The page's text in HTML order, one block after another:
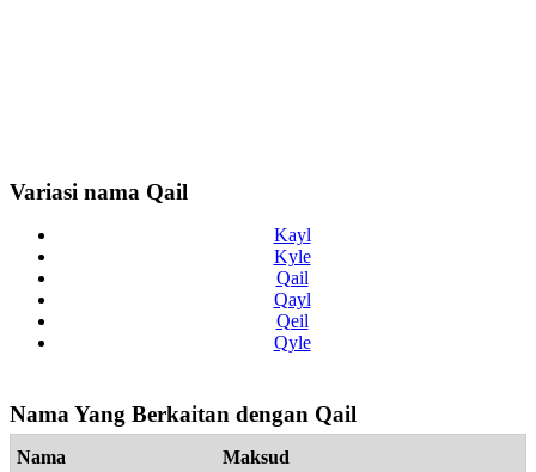
Variasi nama Qail
Kayl
Kyle
Qail
Qayl
Qeil
Qyle
Nama Yang Berkaitan dengan Qail
Nama Maksud